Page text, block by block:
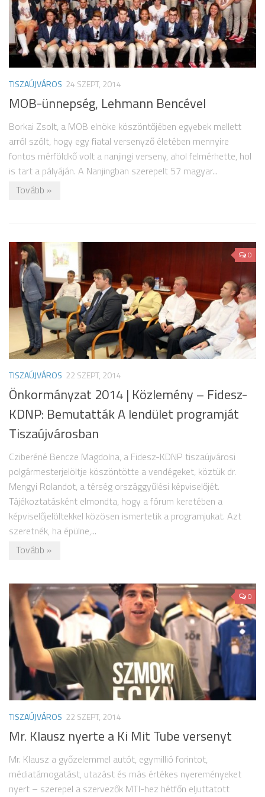
TISZAÚJVÁROS 24 SZEPT, 2014
MOB-ünnepség, Lehmann Bencével
Borkai Zsolt, a MOB elnöke köszöntőjében egyebek mellett
arról szólt, hogy egy fiatal versenyző életében mennyire
fontos mérföldkő volt a nanjingi verseny, ahol felmérhette, hol
is tart a pályáján. A Nanjingban szerepelt 57 magyar...
Tovább »
0
TISZAÚJVÁROS 22 SZEPT, 2014
Önkormányzat 2014 | Közlemény – Fidesz-
KDNP: Bemutatták A lendület programját
Tiszaújvárosban
Cziberéné Bencze Magdolna, a Fidesz-KDNP tiszaújvárosi
polgármesterjelöltje köszöntötte a vendégeket, köztük dr.
Mengyi Rolandot, a térség országgyűlési képviselőjét.
Tájékoztatásként elmondta, hogy a fórum keretében a
képviselőjelöltekkel közösen ismertetik a programjukat. Azt
szeretnék, ha épülne,...
Tovább »
0
TISZAÚJVÁROS 22 SZEPT, 2014
Mr. Klausz nyerte a Ki Mit Tube versenyt
Mr. Klausz a győzelemmel autót, egymillió forintot,
médiatámogatást, utazást és más értékes nyereményeket
nyert – szerepel a szervezők MTI-hez hétfőn eljuttatott